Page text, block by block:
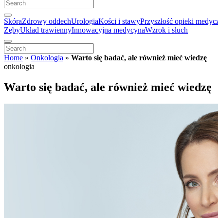
SkóraZdrowy oddechUrologiaKości i stawyPrzyszłość opieki
ZębyUkład trawiennyInnowacyjna medycynaWzrok i słuch
Home » Onkologia » Warto się badać, ale również mieć wiedzę
onkologia
Warto się badać, ale również mieć wiedzę